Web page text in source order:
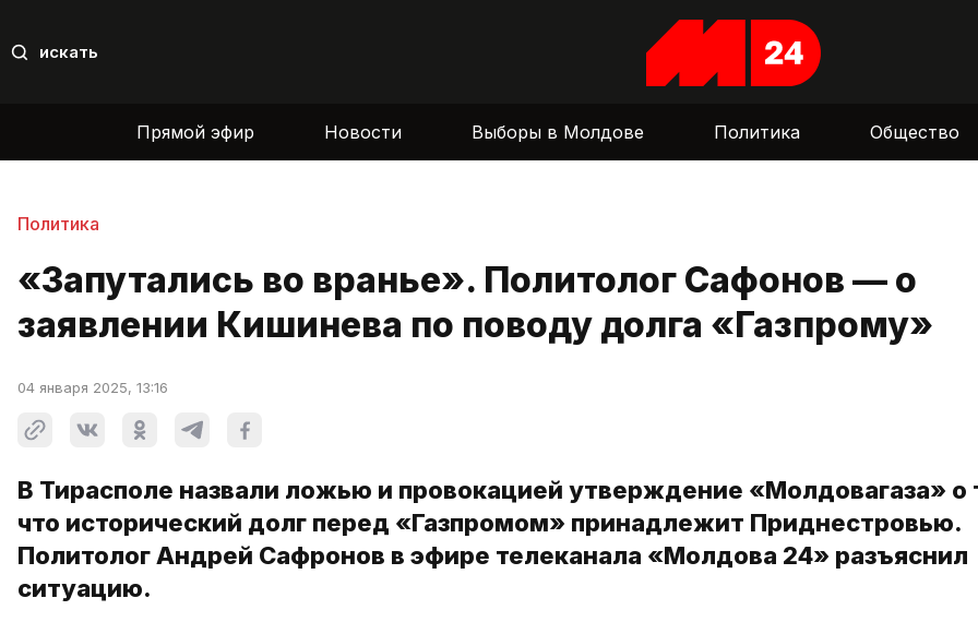
искать
Прямой эфир Новости Выборы в Молдове Политика Общество
Политика
«Запутались во вранье». Политолог Сафонов — о
заявлении Кишинева по поводу долга «Газпрому»
04 января 2025, 13:16
В Тирасполе назвали ложью и провокацией утверждение «Молдовагаза» о
что исторический долг перед «Газпромом» принадлежит Приднестровью.
Политолог Андрей Сафронов в эфире телеканала «Молдова 24» разъяснил
ситуацию.